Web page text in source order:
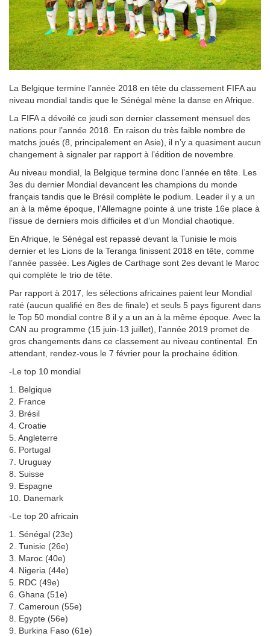
La Belgique termine l’année 2018 en tête du classement FIFA au
niveau mondial tandis que le Sénégal mène la danse en Afrique.
La FIFA a dévoilé ce jeudi son dernier classement mensuel des
nations pour l’année 2018. En raison du très faible nombre de
matchs joués (8, principalement en Asie), il n’y a quasiment aucun
changement à signaler par rapport à l’édition de novembre.
Au niveau mondial, la Belgique termine donc l’année en tête. Les
3es du dernier Mondial devancent les champions du monde
français tandis que le Brésil complète le podium. Leader il y a un
an à la même époque, l’Allemagne pointe à une triste 16e place à
l’issue de derniers mois difficiles et d’un Mondial chaotique.
En Afrique, le Sénégal est repassé devant la Tunisie le mois
dernier et les Lions de la Teranga finissent 2018 en tête, comme
l’année passée. Les Aigles de Carthage sont 2es devant le Maroc
qui complète le trio de tête.
Par rapport à 2017, les sélections africaines paient leur Mondial
raté (aucun qualifié en 8es de finale) et seuls 5 pays figurent dans
le Top 50 mondial contre 8 il y a un an à la même époque. Avec la
CAN au programme (15 juin-13 juillet), l’année 2019 promet de
gros changements dans ce classement au niveau continental. En
attendant, rendez-vous le 7 février pour la prochaine édition.
-Le top 10 mondial
1. Belgique
2. France
3. Brésil
4. Croatie
5. Angleterre
6. Portugal
7. Uruguay
8. Suisse
9. Espagne
10. Danemark
-Le top 20 africain
1. Sénégal (23e)
2. Tunisie (26e)
3. Maroc (40e)
4. Nigeria (44e)
5. RDC (49e)
6. Ghana (51e)
7. Cameroun (55e)
8. Egypte (56e)
9. Burkina Faso (61e)